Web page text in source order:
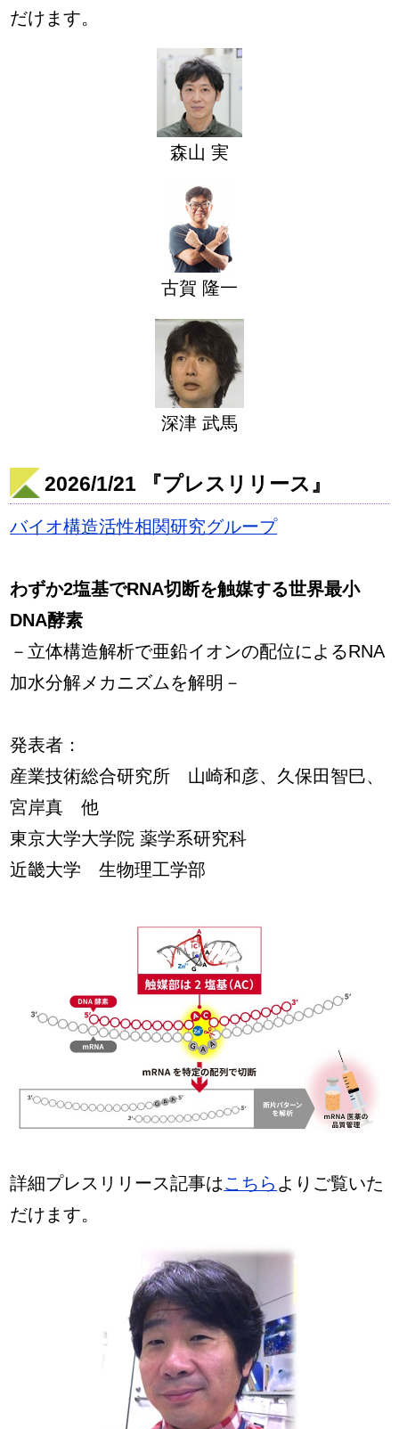
だけます。
森山 実
古賀 隆一
深津 武馬
2026/1/21 『プレスリリース』
バイオ構造活性相関研究グループ
わずか2塩基でRNA切断を触媒する世界最小
DNA酵素
－立体構造解析で亜鉛イオンの配位によるRNA
加水分解メカニズムを解明－
発表者：
産業技術総合研究所 山崎和彦、久保田智巳、
宮岸真 他
東京大学大学院 薬学系研究科
近畿大学 生物理工学部
詳細プレスリリース記事はこちら よりご覧いた
だけます。